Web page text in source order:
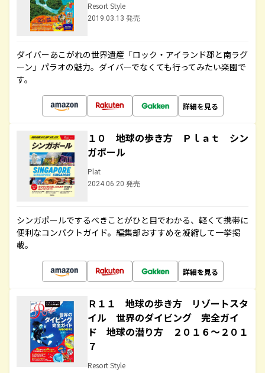
Resort Style
2019.03.13 発売
ダイバーあこがれの世界遺産「ロック・アイランド郡と南ラグ
ーン」パラオの魅力。ダイバーでなくても行ってみたい楽園で
す。
詳細を見る
１０ 地球の歩き方 Ｐｌａｔ シン
ガポール
Plat
2024.06.20 発売
シンガポールでするべきことがひと目でわかる、軽くて携帯に
便利なコンパクトガイド。編集部おすすめを凝縮して一挙掲
載。
詳細を見る
Ｒ１１ 地球の歩き方 リゾートスタ
イル 世界のダイビング 完全ガイ
ド 地球の潜り方 ２０１６～２０１
７
Resort Style